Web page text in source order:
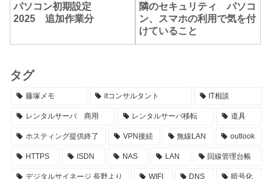
パソコン初期設定
2025 追加作業分
隣のセキュリティ パソコ
ン、スマホの利用で気を付
けていること
タグ
藤塚メモ itコンサルタント IT相談
レンタルサーバ 商用 レンタルサーバ移転 道具
ホスティング提供終了 VPN接続 無線LAN outlook
HTTPS ISDN NAS LAN 回線管理台帳
デジタルサイネージ 長野より WIFI DNS 暗号化